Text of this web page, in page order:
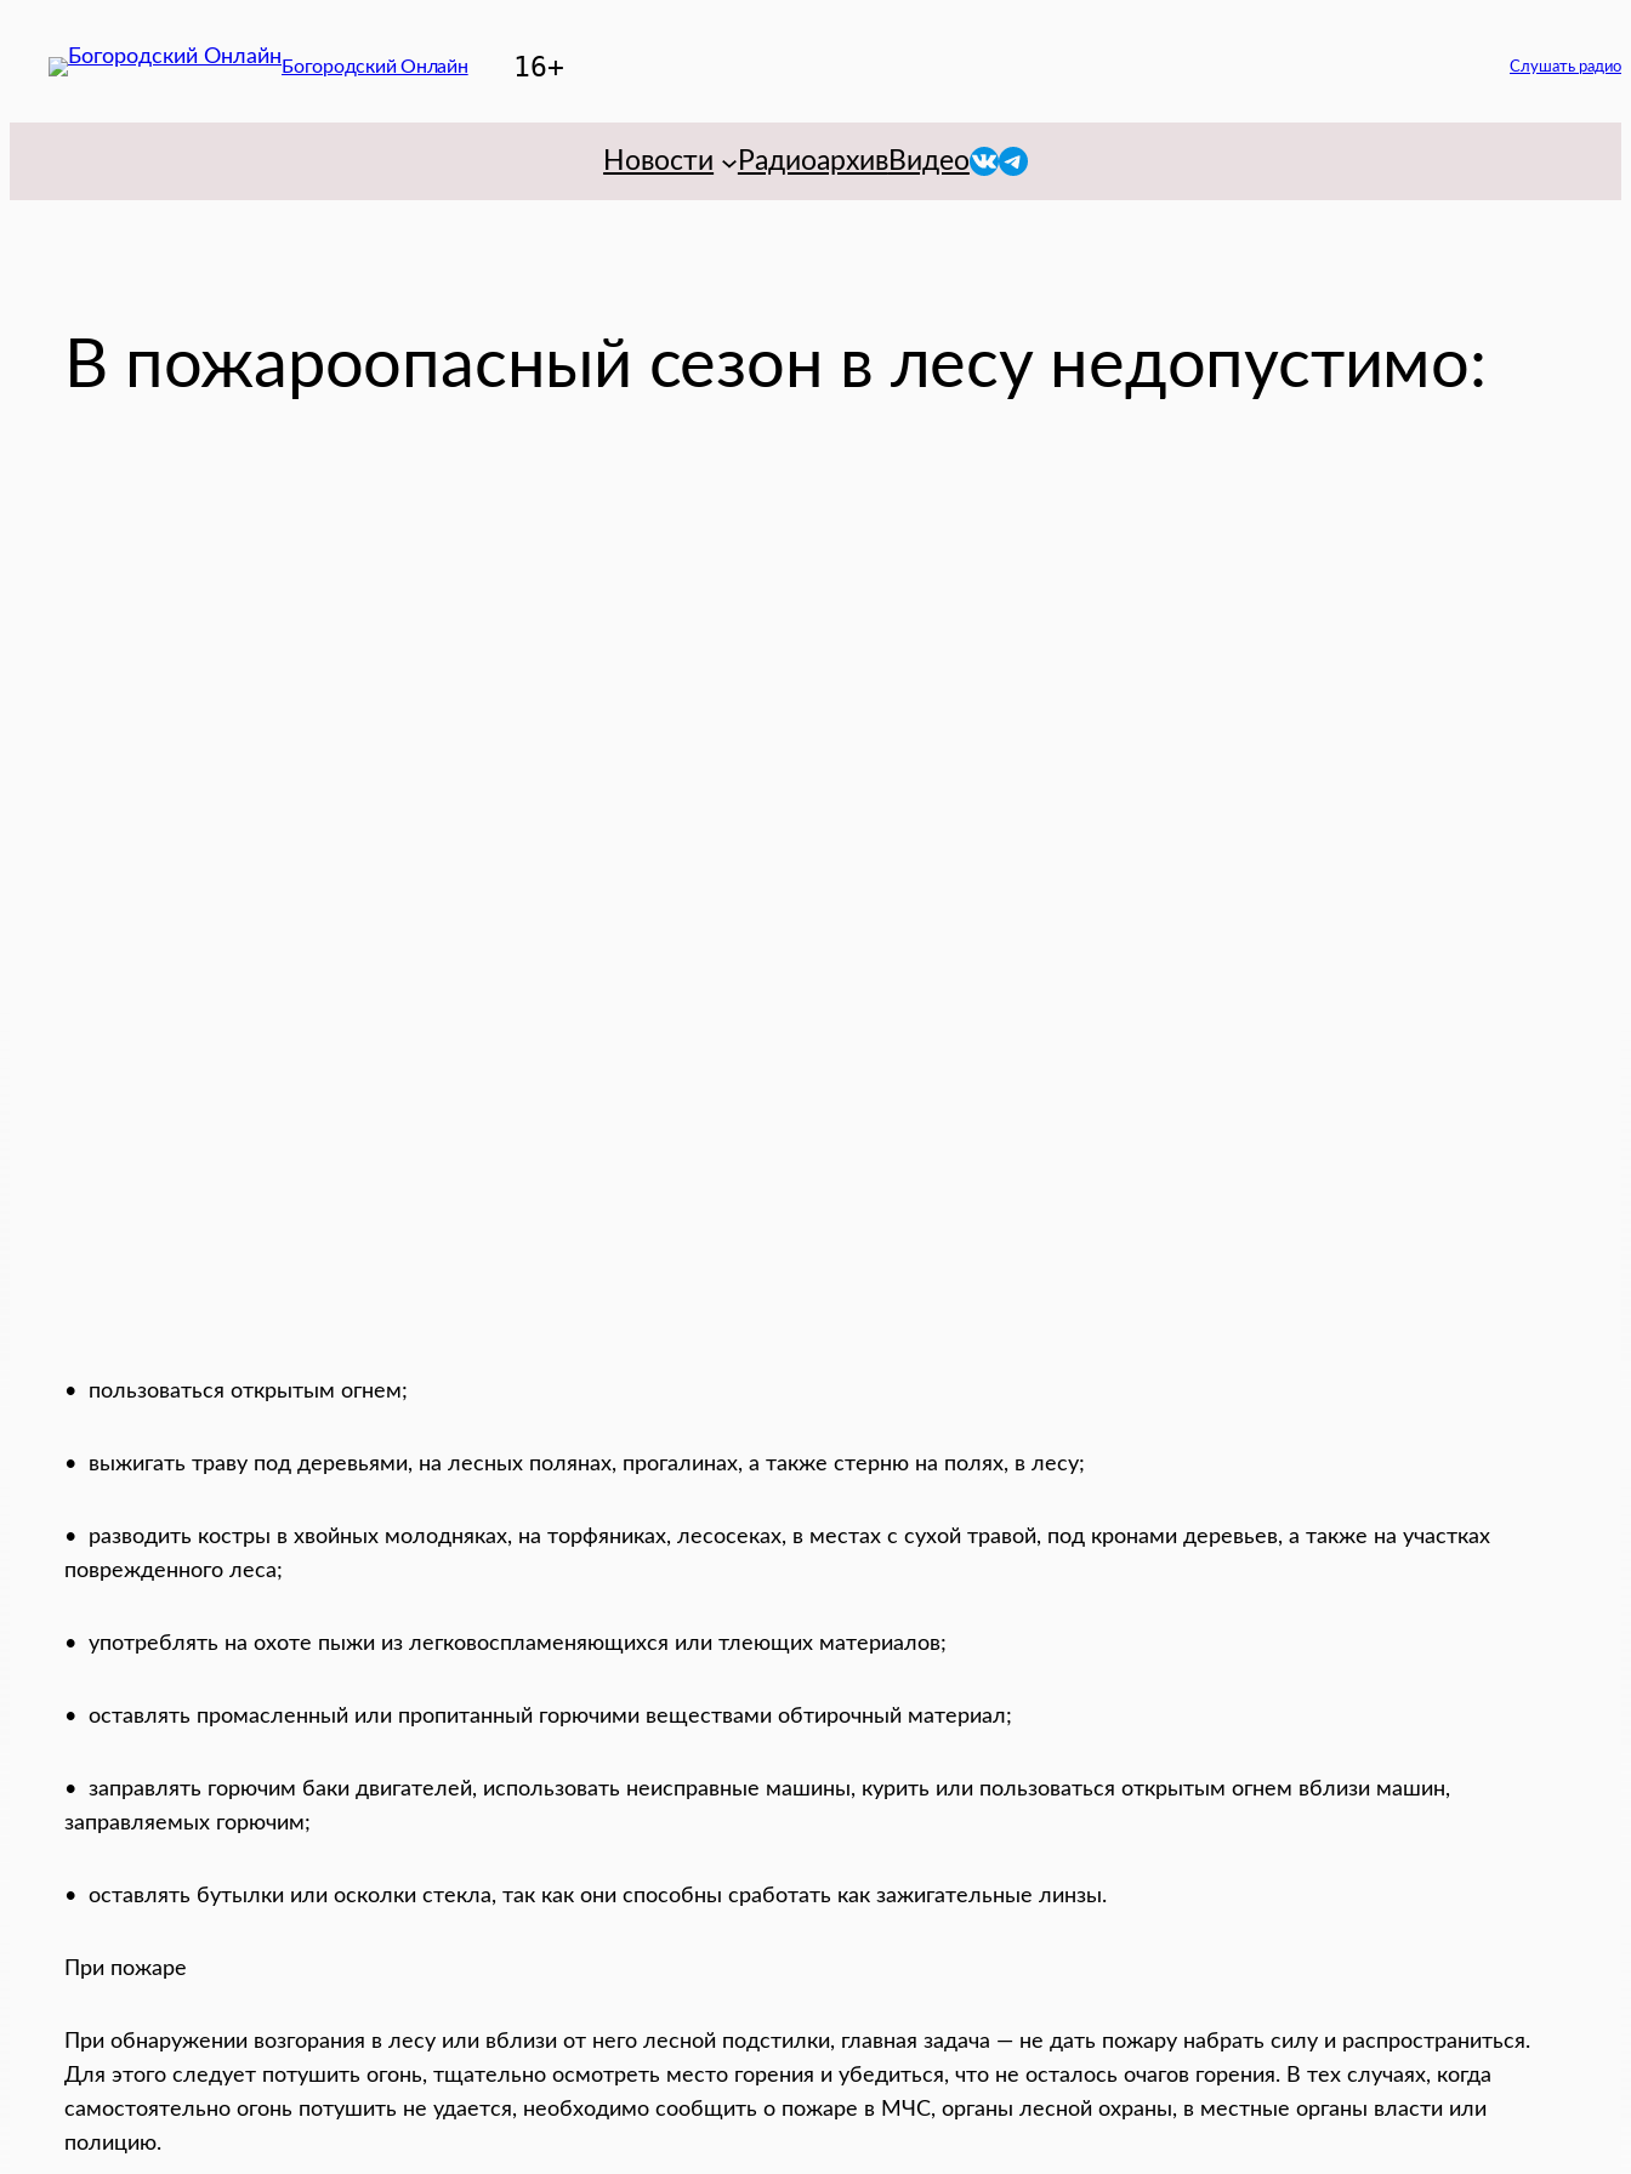
Богородский Онлайн 16+ Слушать радио
Новости РадиоархивВидеоVKTelegram
В пожароопасный сезон в лесу недопустимо:
• пользоваться открытым огнем;
• выжигать траву под деревьями, на лесных полянах, прогалинах, а также стерню на полях, в лесу;
• разводить костры в хвойных молодняках, на торфяниках, лесосеках, в местах с сухой травой, под кронами деревьев, а также на участках
поврежденного леса;
• употреблять на охоте пыжи из легковоспламеняющихся или тлеющих материалов;
• оставлять промасленный или пропитанный горючими веществами обтирочный материал;
• заправлять горючим баки двигателей, использовать неисправные машины, курить или пользоваться открытым огнем вблизи машин,
заправляемых горючим;
• оставлять бутылки или осколки стекла, так как они способны сработать как зажигательные линзы.
При пожаре
При обнаружении возгорания в лесу или вблизи от него лесной подстилки, главная задача — не дать пожару набрать силу и распространиться.
Для этого следует потушить огонь, тщательно осмотреть место горения и убедиться, что не осталось очагов горения. В тех случаях, когда
самостоятельно огонь потушить не удается, необходимо сообщить о пожаре в МЧС, органы лесной охраны, в местные органы власти или
полицию.